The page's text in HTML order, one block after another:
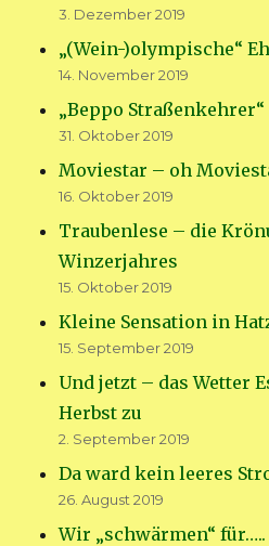
3. Dezember 2019
„(Wein-)olympische“
14. November 2019
„Beppo Straßenkehrer“
31. Oktober 2019
Moviestar – oh
16. Oktober 2019
Traubenlese – die
Winzerjahres
15. Oktober 2019
Kleine Sensation in
15. September 2019
Und jetzt – das Wetter
Herbst zu
2. September 2019
Da ward kein leeres
26. August 2019
Wir „schwärmen“ für…..